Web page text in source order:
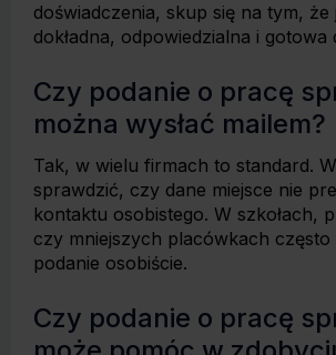
doświadczenia, skup się na tym, że
dokładna, odpowiedzialna i gotowa
Czy podanie o pracę
można wysłać mailem?
Tak, w wielu firmach to standard.
sprawdzić, czy dane miejsce nie
kontaktu osobistego. W szkołach,
czy mniejszych placówkach często
podanie osobiście.
Czy podanie o pracę